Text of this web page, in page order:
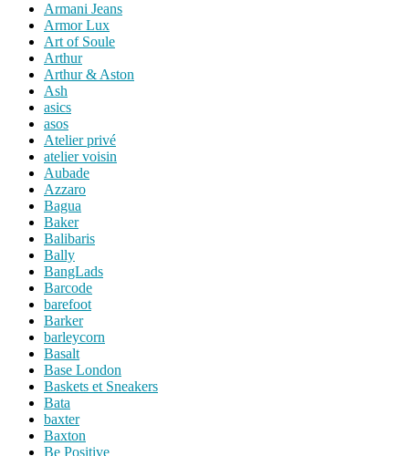
Armani Jeans
Armor Lux
Art of Soule
Arthur
Arthur & Aston
Ash
asics
asos
Atelier privé
atelier voisin
Aubade
Azzaro
Bagua
Baker
Balibaris
Bally
BangLads
Barcode
barefoot
Barker
barleycorn
Basalt
Base London
Baskets et Sneakers
Bata
baxter
Baxton
Be Positive